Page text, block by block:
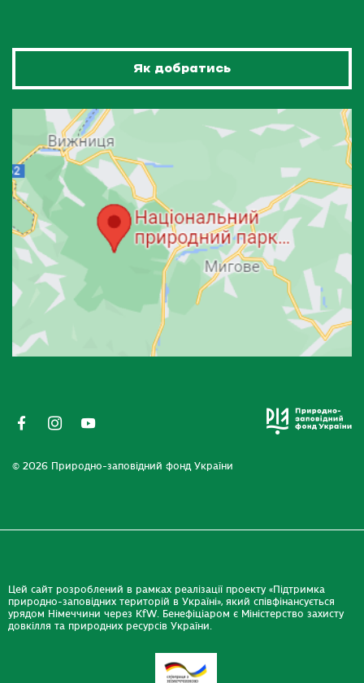
Як добратись
© 2026 Природно-заповідний фонд України
Цей сайт розроблений в рамках реалізації проекту «Підтримка
природно-заповідних територій в Україні», який співфінансується
урядом Німеччини через KfW. Бенефіціаром є Міністерство захисту
довкілля та природних ресурсів України.